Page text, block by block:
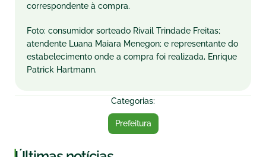
correspondente à compra.
Foto: consumidor sorteado Rivail Trindade Freitas;
atendente Luana Maiara Menegon; e representante do
estabelecimento onde a compra foi realizada, Enrique
Patrick Hartmann.
Categorias:
Prefeitura